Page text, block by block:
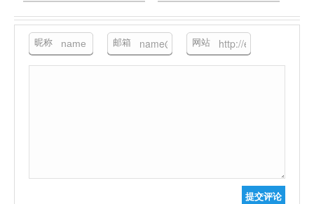
昵称 邮箱 网站
提交评论